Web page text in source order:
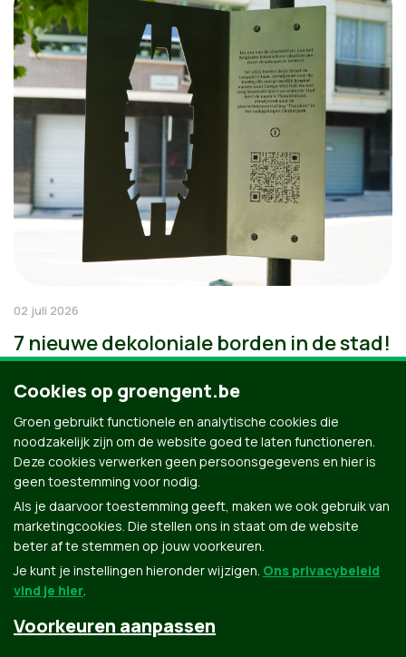
02 juli 2026
7 nieuwe dekoloniale borden in de stad!
Groen.be
Cookies op groengent.be
Groen gebruikt functionele en analytische cookies die
noodzakelijk zijn om de website goed te laten functioneren.
Deze cookies verwerken geen persoonsgegevens en hier is
geen toestemming voor nodig.
Als je daarvoor toestemming geeft, maken we ook gebruik van
marketingcookies. Die stellen ons in staat om de website
beter af te stemmen op jouw voorkeuren.
Je kunt je instellingen hieronder wijzigen. Ons privacybeleid
vind je hier.
Voorkeuren aanpassen